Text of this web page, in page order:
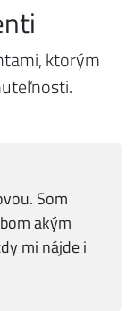
ktorým
Som
akým
mi nájde i